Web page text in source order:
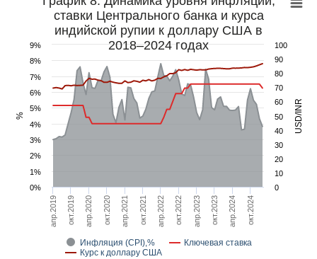
USD/INR
%
ставки Центрального банка и курса
индийской рупии к доллару США в
2018–2024 годах
Инфляция (CPI),%
Ключевая ставка
Курс к доллару США
aпр.2019 окт.2019 aпр.2020 окт.2020 aпр.2021 окт.2021 aпр.2022 окт.2022 aпр.2023 окт.2023 aпр.2024 окт.2024
0
10
20
30
40
50
60
70
80
90
100
0%
1%
2%
3%
4%
5%
6%
7%
8%
9%